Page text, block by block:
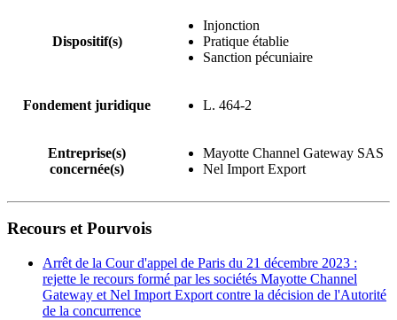
Dispositif(s)
Injonction
Pratique établie
Sanction pécuniaire
Fondement juridique L. 464-2
Entreprise(s)
concernée(s)
Mayotte Channel Gateway SAS
Nel Import Export
Recours et Pourvois
Arrêt de la Cour d'appel de Paris du 21 décembre 2023 :
rejette le recours formé par les sociétés Mayotte Channel
Gateway et Nel Import Export contre la décision de l'Autorité
de la concurrence